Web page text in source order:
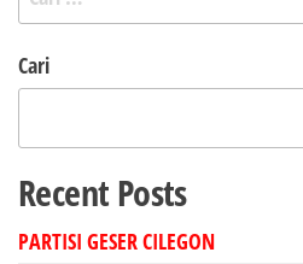
untuk:
Cari
Recent Posts
PARTISI GESER CILEGON